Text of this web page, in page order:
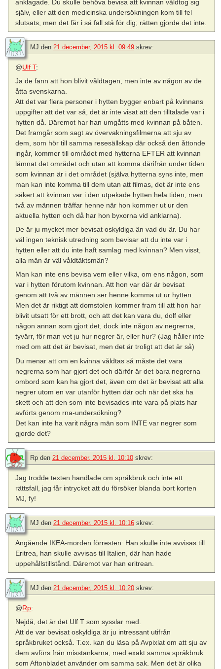
anklagade. Du skulle behöva bevisa att kvinnan våldtog sig
själv, eller att den medicinska undersökningen kom till fel
slutsats, men det får i så fall stå för dig; rätten gjorde det inte.
MJ den 21 december, 2015 kl. 09:49 skrev:
@Ulf T:
Ja de fann att hon blivit våldtagen, men inte av någon av de
åtta svenskarna.
Att det var flera personer i hytten bygger enbart på kvinnans
uppgifter att det var så, det är inte visat att den tilltalade var i
hytten då. Däremot har han umgåtts med kvinnan på båten.
Det framgår som sagt av övervakningsfilmerna att sju av
dem, som hör till samma resesällskap där också den åttonde
ingår, kommer till området med hytterna EFTER att kvinnan
lämnat det området och utan att komma därifrån under tiden
som kvinnan är i det området (själva hytterna syns inte, men
man kan inte komma till dem utan att filmas, det är inte ens
säkert att kvinnan var i den utpekade hytten hela tiden, men
två av männen träffar henne när hon kommer ut ur den
aktuella hytten och då har hon byxorna vid anklarna).
De är ju mycket mer bevisat oskyldiga än vad du är. Du har
väl ingen teknisk utredning som bevisar att du inte var i
hytten eller att du inte haft samlag med kvinnan? Men visst,
alla män är väl våldtäktsmän?
Man kan inte ens bevisa vem eller vilka, om ens någon, som
var i hytten förutom kvinnan. Att hon var där är bevisat
genom att två av männen ser henne komma ut ur hytten.
Men det är riktigt att domstolen kommer fram till att hon har
blivit utsatt för ett brott, och att det kan vara du, dolf eller
någon annan som gjort det, dock inte någon av negrerna,
tyvärr, för man vet ju hur negrer är, eller hur? (Jag håller inte
med om att det är bevisat, men det är troligt att det är så)
Du menar att om en kvinna våldtas så måste det vara
negrerna som har gjort det och därför är det bara negrerna
ombord som kan ha gjort det, även om det är bevisat att alla
negrer utom en var utanför hytten där och när det ska ha
skett och att den som inte bevisades inte vara på plats har
avförts genom rna-undersökning?
Det kan inte ha varit några män som INTE var negrer som
gjorde det?
Rp den 21 december, 2015 kl. 10:10 skrev:
Jag trodde texten handlade om språkbruk och inte ett
rättsfall, jag får intrycket att du försöker blanda bort korten
MJ, fy!
MJ den 21 december, 2015 kl. 10:16 skrev:
Angående IKEA-morden förresten: Han skulle inte avvisas till
Eritrea, han skulle avvisas till Italien, där han hade
uppehållstillstånd. Däremot var han eritrean.
MJ den 21 december, 2015 kl. 10:20 skrev:
@Rp:
Nejdå, det är det Ulf T som sysslar med.
Att de var bevisat oskyldiga är ju intressant utifrån
språkbruket också. T.ex. kan du läsa på Avpixlat om att sju av
dem avförs från misstankarna, med exakt samma språkbruk
som Aftonbladet använder om samma sak. Men det är olika